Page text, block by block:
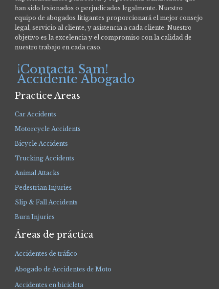
han sido lesionados o perjudicados legalmente. Nuestro
equipo de abogados litigantes proporcionará el mejor consejo
legal, servicio al cliente, y asistencia a cada cliente. Nuestro
objetivo es la excelencia y el compromiso con la calidad de
nuestro trabajo en cada caso.
¡Contacta Sam!
Accidente Abogado
Practice Areas
Car Accidents
Motorcycle Accidents
Bicycle Accidents
Trucking Accidents
Animal Attacks
Pedestrian Injuries
Slip & Fall Accidents
Burn Injuries
Áreas de práctica
Accidentes de tráfico
Abogado de Accidentes de Moto
Accidentes en bicicleta